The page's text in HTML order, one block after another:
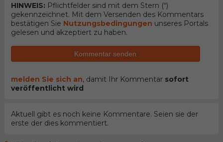
HINWEIS: Pflichtfelder sind mit dem Stern (*)
gekennzeichnet. Mit dem Versenden des Kommentars
bestätigen Sie Nutzungsbedingungen unseres Portals
gelesen und akzeptiert zu haben.
Kommentar senden
melden Sie sich an, damit Ihr Kommentar sofort
veröffentlicht wird
Aktuell gibt es noch keine Kommentare. Seien sie der
erste der dies kommentiert.